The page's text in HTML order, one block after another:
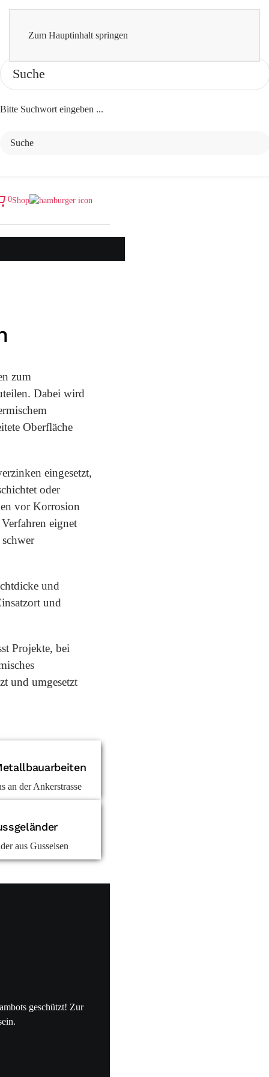
Zum Hauptinhalt springen
Bitte Suchwort eingeben ...
0Shop
zum
Dabei wird
Oberfläche
eingesetzt,
oder
vor Korrosion
eignet
und
und
Projekte, bei
und umgesetzt
an der Ankerstrasse
aus Gusseisen
geschützt! Zur